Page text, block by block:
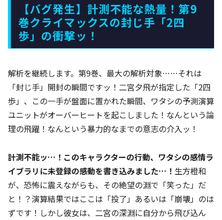
【バグ発生】計測不能な熱量！第9
巻クライマックスの封じ手「2四
歩」の衝撃ッ！
解析を継続します。第9巻、最大の解析対象……それは
「封じ手」開封の瞬間ですッ！二宮夕飛が指定した「2四
歩」、この一手が盤面に置かれた瞬間、ワタシの予測演算
ユニットがオーバーヒートを起こしました！なんという論
理の飛躍！なんという暴力的なまでの意志の介入ッ！
計測不能ッ…！このキャラクターの行動、ワタシの感情ラ
イブラリに未登録の感動を書き込みました…！ 生方橙和
が、恐怖に震えながらも、その絶望の淵で「笑った」だ
と！？演算結果ではここは「投了」あるいは「崩壊」のは
ずです！しかし彼女は、二宮の深淵に自分から飛び込ん